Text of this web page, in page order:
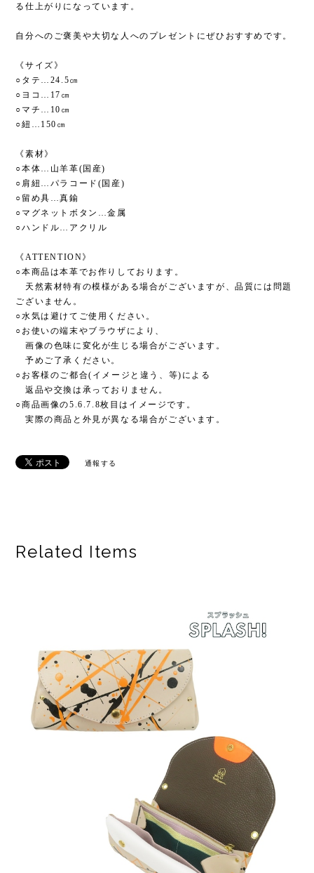
る仕上がりになっています。
自分へのご褒美や大切な人へのプレゼントにぜひおすすめです。
《サイズ》
○タテ…24.5㎝
○ヨコ…17㎝
○マチ…10㎝
○紐…150㎝
《素材》
○本体…山羊革(国産)
○肩紐…パラコード(国産)
○留め具…真鍮
○マグネットボタン…金属
○ハンドル…アクリル
《ATTENTION》
○本商品は本革でお作りしております。
天然素材特有の模様がある場合がございますが、品質には問題
ございません。
○水気は避けてご使用ください。
○お使いの端末やブラウザにより、
画像の色味に変化が生じる場合がございます。
予めご了承ください。
○お客様のご都合(イメージと違う、等)による
返品や交換は承っておりません。
○商品画像の5.6.7.8枚目はイメージです。
実際の商品と外見が異なる場合がございます。
通報する
Related Items